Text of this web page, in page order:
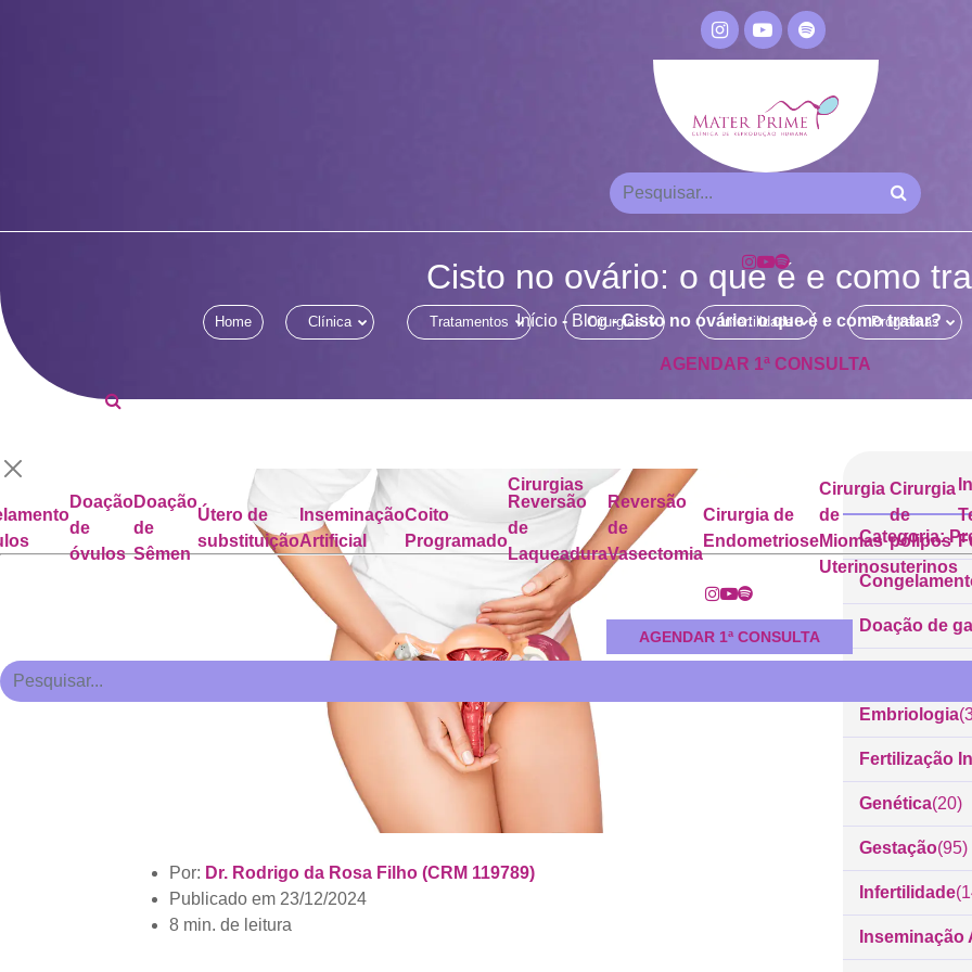
Home Clínica Tratamentos Cirurgias Infertilidade Programas
AGENDAR 1ª CONSULTA
Doação
de
óvulos
Doação
de
Sêmen
Útero de
substituição
Inseminação
Artificial
Coito
Programado
Cirurgias
Reversão
de
Laqueadura
Reversão
de
Vasectomia
Cirurgia de
Endometriose
Cirurgia
de
Miomas
Uterinos
Cirurgia
de
pólipos
uterinos
AGENDAR 1ª CONSULTA
Cisto no ovário: o que é e como
Início - Blog-Cisto no ovário: o que é e como tratar?
Por: Dr. Rodrigo da Rosa Filho (CRM 119789)
Publicado em 23/12/2024
8 min. de leitura
Categoria:
Doação de
Embriologia
Fertilização
Genética(20)
Gestação(95)
Infertilidade
Inseminação